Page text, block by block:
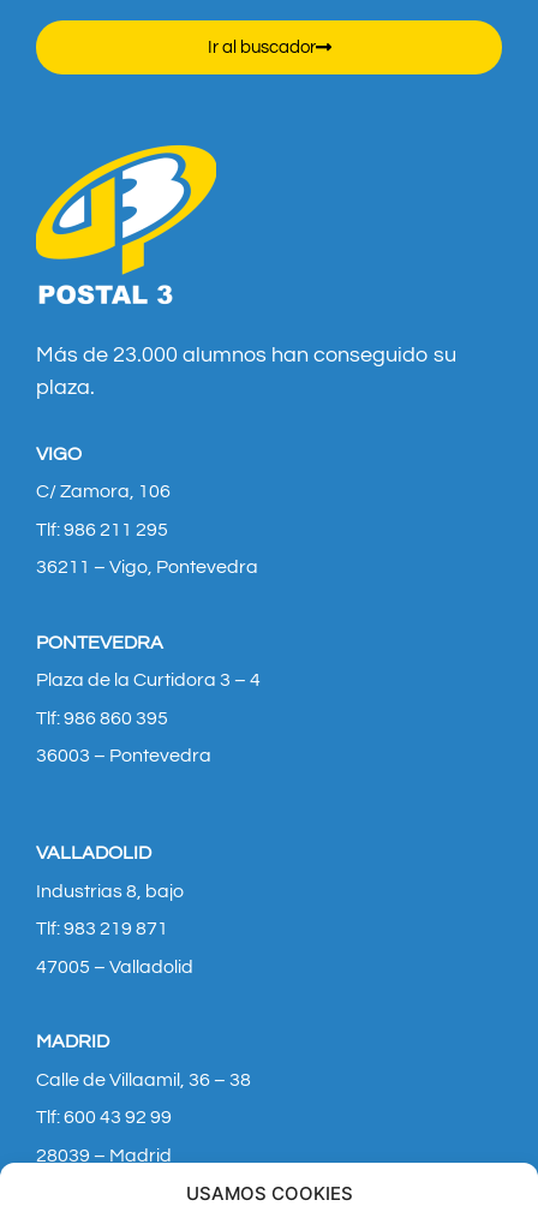
USAMOS COOKIES
Ir al buscador
Más de 23.000 alumnos han conseguido su
plaza.
VIGO
C/ Zamora, 106
Tlf: 986 211 295
36211 – Vigo, Pontevedra
PONTEVEDRA
Plaza de la Curtidora 3 – 4
Tlf: 986 860 395
36003 – Pontevedra
VALLADOLID
Industrias 8, bajo
Tlf: 983 219 871
47005 – Valladolid
MADRID
Calle de Villaamil, 36 – 38
Tlf: 600 43 92 99
28039 – Madrid